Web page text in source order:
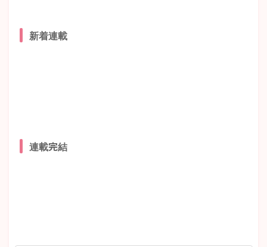
新着連載
連載完結